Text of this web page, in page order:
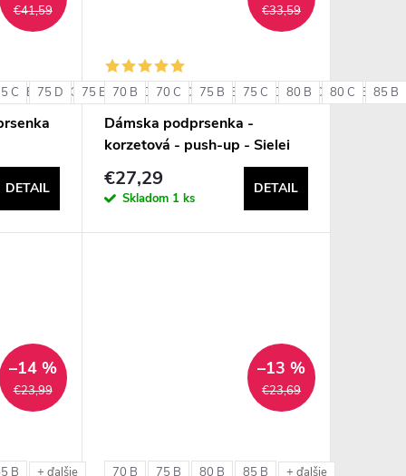
85 B 85 C 85 D 90 B 90 C + ďalšie
€41,59
C 75 D 75 E 80 C 80 D 80 E 85 C 85 D 85 E 90
DETAIL
€33,59
70 B 70 C 75 B 75 C 80 B 80 C 85 B
Dámska podprsenka -
korzetová - push-up - Sielei
1580
€27,29
Skladom 1 ks
DETAIL
€23,99
–14 %
B + ďalšie
€23,69
–13 %
70 B 75 B 80 B 85 B + ďalšie